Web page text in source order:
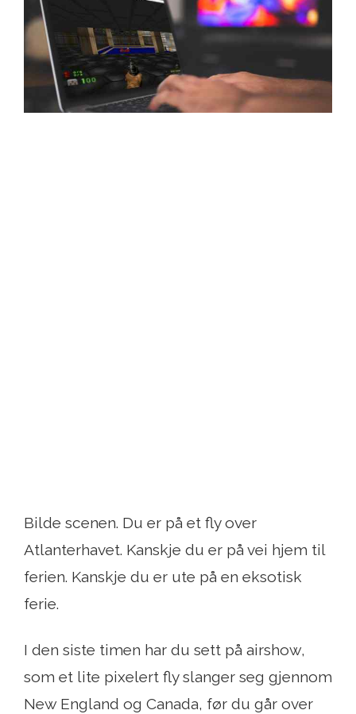
Bilde scenen. Du er på et fly over
Atlanterhavet. Kanskje du er på vei hjem til
ferien. Kanskje du er ute på en eksotisk
ferie.
I den siste timen har du sett på airshow,
som et lite pixelert fly slanger seg gjennom
New England og Canada, før du går over